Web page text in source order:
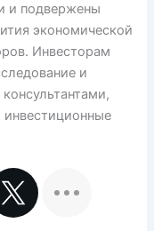
и подвержены
экономической
Инвесторам
и